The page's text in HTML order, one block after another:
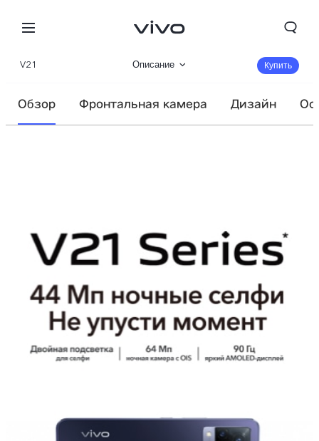
Казахстан | Выберите страну/регион
V21 Описание Купить
Обзор Фронтальная камера Дизайн